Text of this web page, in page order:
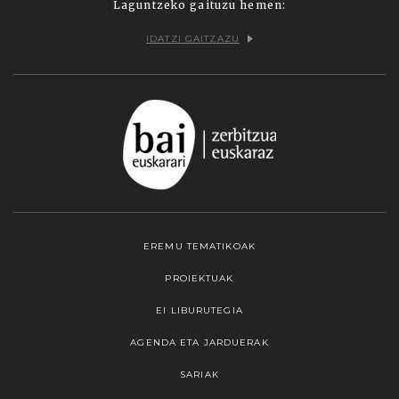
Laguntzeko gaituzu hemen:
IDATZI GAITZAZU
EREMU TEMATIKOAK
PROIEKTUAK
EI LIBURUTEGIA
AGENDA ETA JARDUERAK
SARIAK